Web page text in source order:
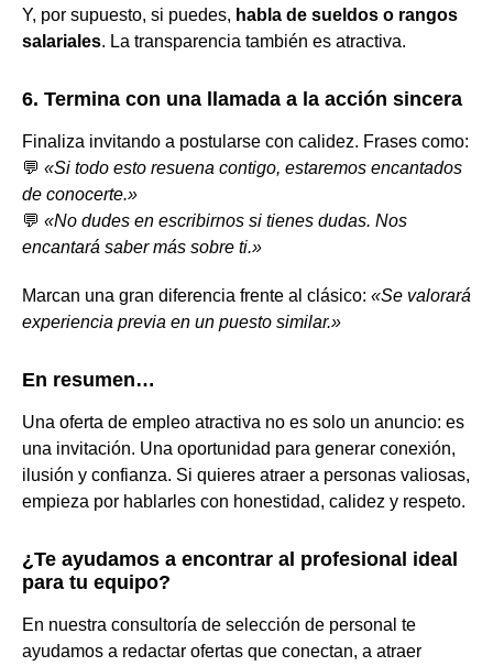
Y, por supuesto, si puedes, habla de sueldos o rangos
salariales. La transparencia también es atractiva.
6. Termina con una llamada a la acción sincera
Finaliza invitando a postularse con calidez. Frases como:
💬 «Si todo esto resuena contigo, estaremos encantados
de conocerte.»
💬 «No dudes en escribirnos si tienes dudas. Nos
encantará saber más sobre ti.»
Marcan una gran diferencia frente al clásico: «Se valorará
experiencia previa en un puesto similar.»
En resumen…
Una oferta de empleo atractiva no es solo un anuncio: es
una invitación. Una oportunidad para generar conexión,
ilusión y confianza. Si quieres atraer a personas valiosas,
empieza por hablarles con honestidad, calidez y respeto.
¿Te ayudamos a encontrar al profesional ideal
para tu equipo?
En nuestra consultoría de selección de personal te
ayudamos a redactar ofertas que conectan, a atraer